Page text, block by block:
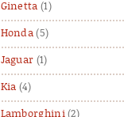
Ginetta (1)
Honda (5)
Jaguar (1)
Kia (4)
Lamborghini(2)